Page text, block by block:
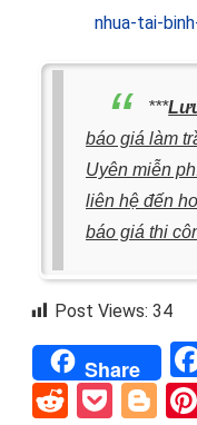
nhua-tai-
***
báo giá làm
Uyên miễn
liên hệ đến
báo giá thi
Post Views: 34
Share
Reddit